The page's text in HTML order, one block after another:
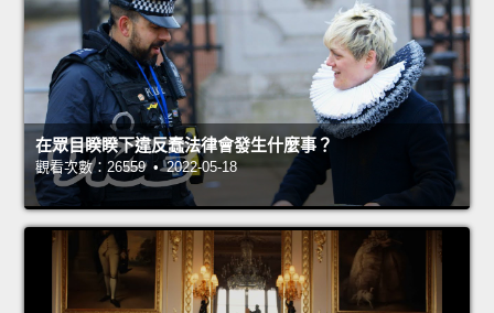
在眾目睽睽下違反蠢法律會發生什麼事？
觀看次數：26559 • 2022-05-18